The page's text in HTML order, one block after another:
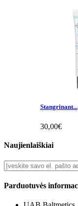
Stangrinant...
30,00€